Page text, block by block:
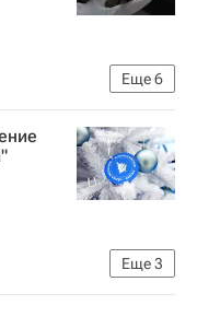
Еще6
Еще3
РФ)